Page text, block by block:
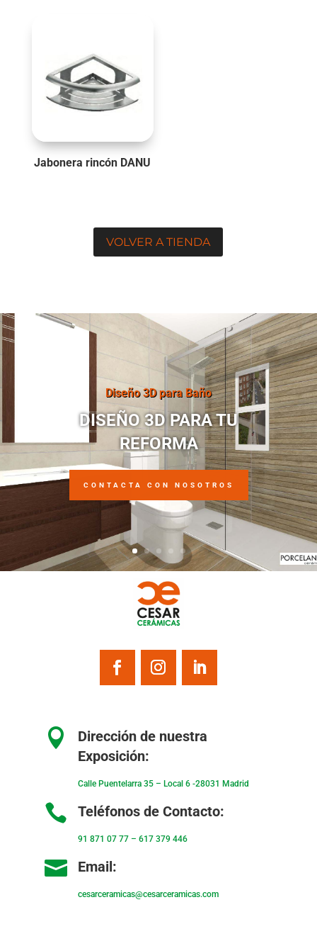
Jabonera rincón DANU
VOLVER A TIENDA
Diseño 3D para Baño
DISEÑO 3D PARA TU
REFORMA
CONTACTA CON NOSOTROS

Dirección de nuestra
Exposición:
Calle Puentelarra 35 – Local 6 -28031 Madrid
 Teléfonos de Contacto:
91 871 07 77– 617 379 446
 Email:
cesarceramicas@cesarceramicas.com